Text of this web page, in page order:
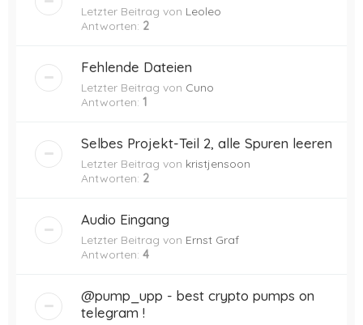
Letzter Beitrag von Leoleo
Antworten: 2
Fehlende Dateien
Letzter Beitrag von Cuno
Antworten: 1
Selbes Projekt-Teil 2, alle Spuren leeren
Letzter Beitrag von kristjensoon
Antworten: 2
Audio Eingang
Letzter Beitrag von Ernst Graf
Antworten: 4
@pump_upp - best crypto pumps on
telegram !